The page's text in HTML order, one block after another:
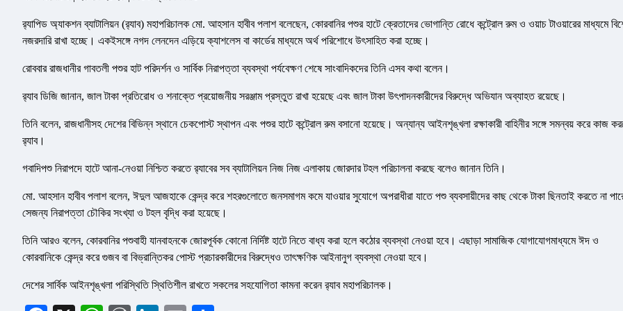
র‌্যাপিড অ্যাকশন ব্যাটালিয়ন (র‌্যাব) মহাপরিচালক মো. আহসান হাবীব পলাশ বলেছেন, কোরবানির পশুর হাটে ক্রেতাদের ভোগান্তি রোধে কন্ট্রোল রুম ও ওয়াচ টাওয়ারের মাধ্যমে
নজরদারি রাখা হচ্ছে। একইসঙ্গে নগদ লেনদেন এড়িয়ে ক্যাশলেস বা কার্ডের মাধ্যমে অর্থ পরিশোধে উৎসাহিত করা হচ্ছে।
রোববার রাজধানীর গাবতলী পশুর হাট পরিদর্শন ও সার্বিক নিরাপত্তা ব্যবস্থা পর্যবেক্ষণ শেষে সাংবাদিকদের তিনি এসব কথা বলেন।
র‌্যাব ডিজি জানান, জাল টাকা প্রতিরোধ ও শনাক্তে প্রয়োজনীয় সরঞ্জাম প্রস্তুত রাখা হয়েছে এবং জাল টাকা উৎপাদনকারীদের বিরুদ্ধে অভিযান অব্যাহত রয়েছে।
তিনি বলেন, রাজধানীসহ দেশের বিভিন্ন স্থানে চেকপোস্ট স্থাপন এবং পশুর হাটে কন্ট্রোল রুম বসানো হয়েছে। অন্যান্য আইনশৃঙ্খলা রক্ষাকারী বাহিনীর সঙ্গে সমন্বয় করে কাজ
র‌্যাব।
গবাদিপশু নিরাপদে হাটে আনা-নেওয়া নিশ্চিত করতে র‌্যাবের সব ব্যাটালিয়ন নিজ নিজ এলাকায় জোরদার টহল পরিচালনা করছে বলেও জানান তিনি।
মো. আহসান হাবীব পলাশ বলেন, ঈদুল আজহাকে কেন্দ্র করে শহরগুলোতে জনসমাগম কমে যাওয়ার সুযোগে অপরাধীরা যাতে পশু ব্যবসায়ীদের কাছ থেকে টাকা ছিনতাই করতে না
সেজন্য নিরাপত্তা চৌকির সংখ্যা ও টহল বৃদ্ধি করা হয়েছে।
তিনি আরও বলেন, কোরবানির পশুবাহী যানবাহনকে জোরপূর্বক কোনো নির্দিষ্ট হাটে নিতে বাধ্য করা হলে কঠোর ব্যবস্থা নেওয়া হবে। এছাড়া সামাজিক যোগাযোগমাধ্যমে ঈদ ও
কোরবানিকে কেন্দ্র করে গুজব বা বিভ্রান্তিকর পোস্ট প্রচারকারীদের বিরুদ্ধেও তাৎক্ষণিক আইনানুগ ব্যবস্থা নেওয়া হবে।
দেশের সার্বিক আইনশৃঙ্খলা পরিস্থিতি স্থিতিশীল রাখতে সকলের সহযোগিতা কামনা করেন র‌্যাব মহাপরিচালক।